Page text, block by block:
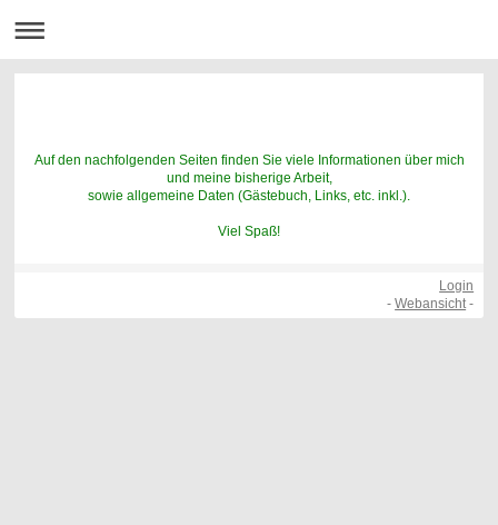
Auf den nachfolgenden Seiten finden Sie viele Informationen über mich
und meine bisherige Arbeit,
sowie allgemeine Daten (Gästebuch, Links, etc. inkl.).
Viel Spaß!
Login
-Webansicht-